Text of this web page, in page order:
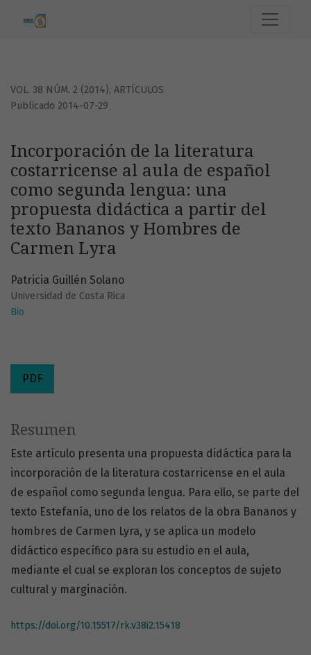
VOL. 38 NÚM. 2 (2014), ARTÍCULOS
Incorporación de la literatura
costarricense al aula de español
como segunda lengua: una
propuesta didáctica a partir del
texto Bananos y Hombres de
Carmen Lyra
Publicado 2014-07-29
Patricia Guillén Solano
Universidad de Costa Rica
Bio
PDF
Resumen
Este artículo presenta una propuesta didáctica para la
incorporación de la literatura costarricense en el aula
de español como segunda lengua. Para ello, se parte del
texto Estefanía, uno de los relatos de la obra Bananos y
hombres de Carmen Lyra, y se aplica un modelo
didáctico específico para su estudio en el aula,
mediante el cual se exploran los conceptos de sujeto
cultural y marginación.
https://doi.org/10.15517/rk.v38i2.15418